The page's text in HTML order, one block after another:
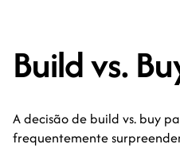
Build vs.
A decisão de build vs. buy
frequentemente